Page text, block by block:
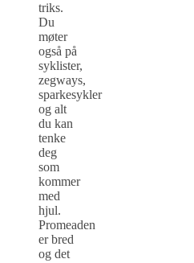
triks.
Du
møter
også på
syklister,
zegways,
sparkesykler
og alt
du kan
tenke
deg
som
kommer
med
hjul.
Promeaden
er bred
og det